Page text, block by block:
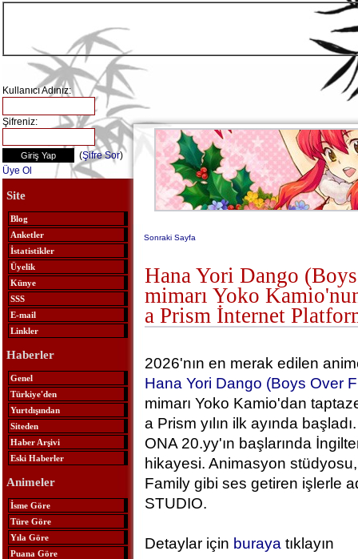
Kullanıcı Adınız:
Şifreniz:
(Şifre Sor)
Üye Ol
Site
Blog
Anketler
İstatistikler
Üyelik
Künye
SSS
E-mail
Linkler
Haberler
Genel
Türkiye'den
Yurtdışından
Siteden
Haber Arşivi
Eski Haberler
Animeler
İsme Göre
Türe Göre
Yıla Göre
Puana Göre
Sonraki Sayfa
Hana Yori Dango
mimarı Yoko
a Prism İnternet
2026'nın en merak edilen
Hana Yori Dango (Boys Over
mimarı Yoko Kamio'dan
a Prism yılın ilk ayında
ONA 20.yy'ın başlarında
hikayesi. Animasyon
Family gibi ses getiren işlerle
STUDIO.
Detaylar için buraya tıklayın